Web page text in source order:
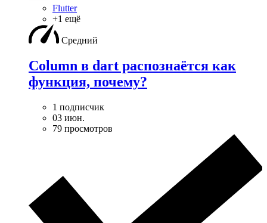
Flutter
+1 ещё
Средний
Column в dart распознаётся как
функция, почему?
1 подписчик
03 июн.
79 просмотров